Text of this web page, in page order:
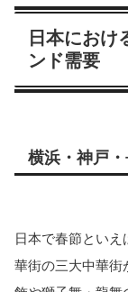
日本におけ
ンド需要
横浜・神戸
日本で春節とい
華街の三大中華街